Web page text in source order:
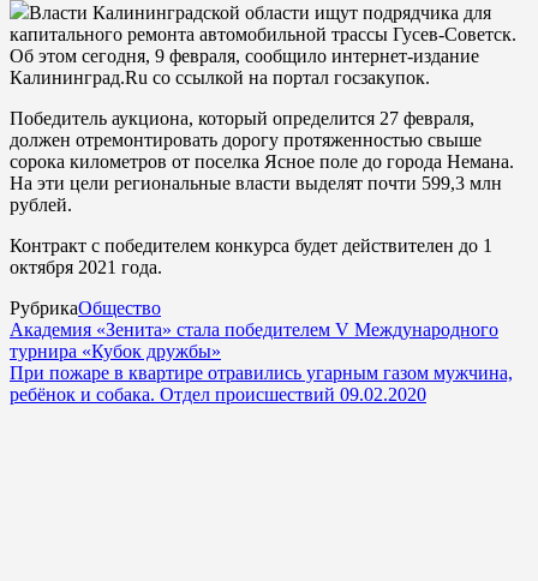
Власти Калининградской области ищут подрядчика для
капитального ремонта автомобильной трассы Гусев-Советск.
Об этом сегодня, 9 февраля, сообщило интернет-издание
Калининград.Ru со ссылкой на портал госзакупок.
Победитель аукциона, который определится 27 февраля,
должен отремонтировать дорогу протяженностью свыше
сорока километров от поселка Ясное поле до города Немана.
На эти цели региональные власти выделят почти 599,3 млн
рублей.
Контракт с победителем конкурса будет действителен до 1
октября 2021 года.
РубрикаОбщество
Академия «Зенита» стала победителем V Международного
турнира «Кубок дружбы»
При пожаре в квартире отравились угарным газом мужчина,
ребёнок и собака. Отдел происшествий 09.02.2020